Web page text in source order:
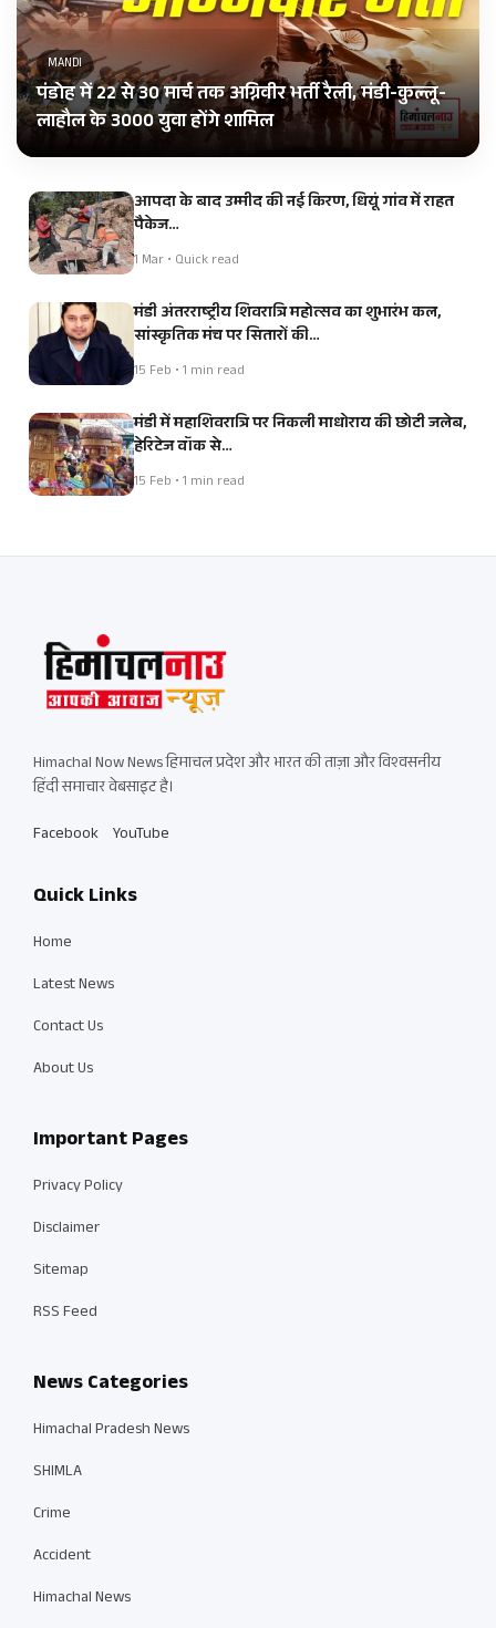
MANDI
पंडोह में 22 से 30 मार्च तक अग्निवीर भर्ती रैली, मंडी-कुल्लू-
लाहौल के 3000 युवा होंगे शामिल
आपदा के बाद उम्मीद की नई किरण, धियूं गांव में राहत
पैकेज…
1 Mar • Quick read
मंडी अंतरराष्ट्रीय शिवरात्रि महोत्सव का शुभारंभ कल,
सांस्कृतिक मंच पर सितारों की…
15 Feb • 1 min read
मंडी में महाशिवरात्रि पर निकली माधोराय की छोटी जलेब,
हेरिटेज वॉक से…
15 Feb • 1 min read
Himachal Now News हिमाचल प्रदेश और भारत की ताज़ा और विश्वसनीय
हिंदी समाचार वेबसाइट है।
Facebook YouTube
Quick Links
Home
Latest News
Contact Us
About Us
Important Pages
Privacy Policy
Disclaimer
Sitemap
RSS Feed
News Categories
Himachal Pradesh News
SHIMLA
Crime
Accident
Himachal News